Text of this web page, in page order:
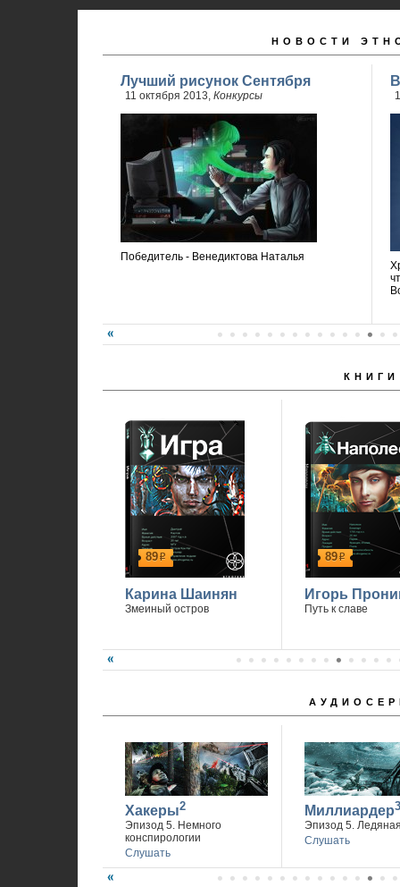
НОВОСТИ
Лучший рисунок Сентября
11 октября 2013, Конкурсы
Победитель - Венедиктова Наталья
КНИГИ
89р
Карина Шаинян
Змеиный остров
89р
Игорь
Путь к славе
Хакеры2
Эпизод 5. Немного
конспирологии
Слушать
Миллиардер3
Эпизод 5.
Слушать